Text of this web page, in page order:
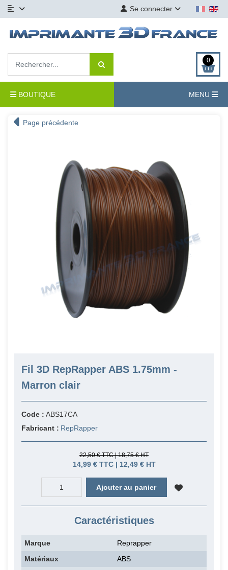
Se connecter
0
BOUTIQUE MENU
Page précédente
Fil 3D RepRapper ABS 1.75mm -
Marron clair
Code : ABS17CA
Fabricant : RepRapper
22,50 € TTC | 18,75 € HT
14,99 € TTC | 12,49 € HT
Ajouter au panier
Caractéristiques
Marque
Reprapper
Matériaux
ABS